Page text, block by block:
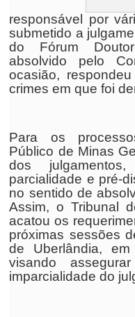
responsável por
submetido a
do Fórum
absolvido pelo
ocasião,
crimes em que foi
Para os
Público de Minas
dos
parcialidade e pré-
no sentido de
Assim, o Tribunal
acatou os
próximas sessões
de Uberlândia,
visando
imparcialidade do